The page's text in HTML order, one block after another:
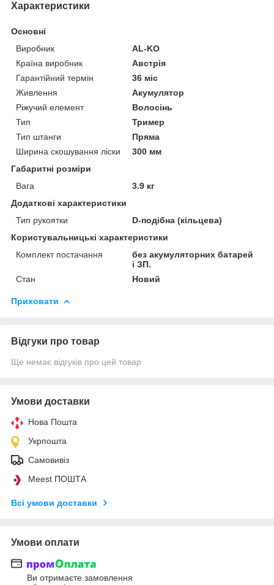
Характеристики
Основні
Виробник
AL-KO
Країна виробник
Австрія
Гарантійний термін
36 міс
Живлення
Акумулятор
Ріжучий елемент
Волосінь
Тип
Тример
Тип штанги
Пряма
Ширина скошування ліски
300 мм
Габаритні розміри
Вага
3.9 кг
Додаткові характеристики
Тип рукоятки
D-подібна (кільцева)
Користувальницькі характеристики
Комплект постачання
без акумуляторних батарей
і ЗП.
Стан
Новий
Приховати
Відгуки про товар
Ще немає відгуків про цей товар
Умови доставки
Нова Пошта
Укрпошта
Самовивіз
Meest ПОШТА
Всі умови доставки
Умови оплати
Ви отримаєте замовлення